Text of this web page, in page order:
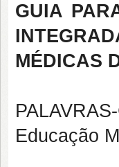
GUIA
MÉDICAS
Educação